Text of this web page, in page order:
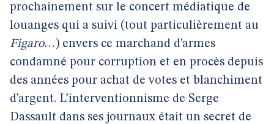
prochainement sur le concert médiatique de
louanges qui a suivi (tout particulièrement au
Figaro…) envers ce marchand d’armes
condamné pour corruption et en procès depuis
des années pour achat de votes et blanchiment
d’argent. L’interventionnisme de Serge
Dassault dans ses journaux était un secret de